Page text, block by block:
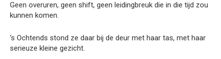
Geen overuren, geen shift, geen leidingbreuk die in die tijd zou
kunnen komen.
‘s Ochtends stond ze daar bij de deur met haar tas, met haar
serieuze kleine gezicht.